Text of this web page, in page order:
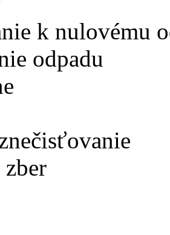
k nulovému
odpadu